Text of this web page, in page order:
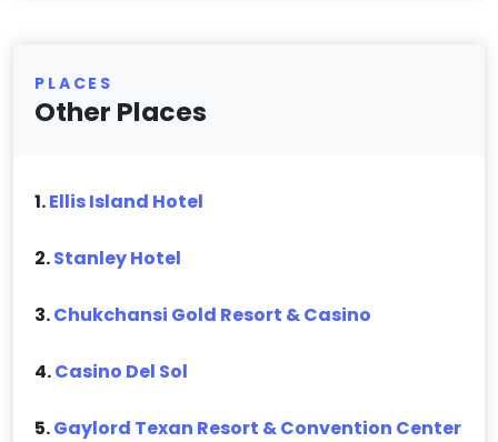
PLACES
Other Places
1.Ellis Island Hotel
2.Stanley Hotel
3.Chukchansi Gold Resort & Casino
4.Casino Del Sol
5.Gaylord Texan Resort & Convention Center